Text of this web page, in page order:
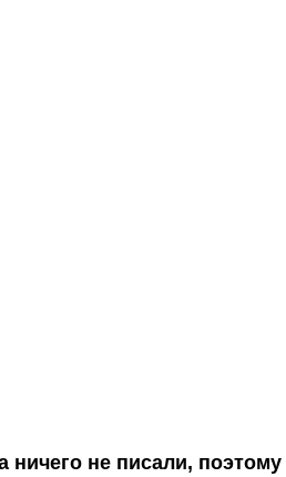
ничего не писали,